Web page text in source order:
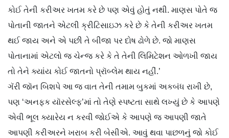
કોઈ તેની કરીઅર ખતમ કરે છે પણ એવું હોતું નથી. માણસ પોતે જ
પોતાની જાતને એટલી ક્રીટિસાઇઝ કરે છે કે તેની કરીઅર ખતમ
થઈ જાય અને એ પછી તે બીજા પર દોષ ઢોળે છે. જો માણસ
પોતાનામાં એટલો જ ચેન્જ કરે કે તે તેની લિમિટેશન ઓળખી જાય
તો તેને ક્યાંય કોઈ જાતનો પ્રૉબ્લેમ થાય નહીં.’
ગૅરી જૉન બિશપે આ જ વાત તેની તમામ બુકમાં અકબંધ રાખી છે,
પણ ‘અનફક યૉરસેલ્ફ’માં તો તેણે સ્પષ્ટતા સાથે લખ્યું છે કે આપણે
એવી ભૂલ ક્યારેય ન કરવી જોઈએ કે આપણે જ આપણી જાતે
આપણી કરીઅરને ખરાબ કરી બેસીએ. આવું થવા પાછળનું જો કોઈ